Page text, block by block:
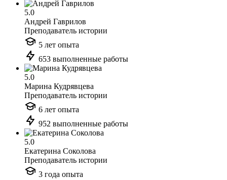
5.0
Андрей Гаврилов
Преподаватель истории
5 лет опыта
653 выполненные работы
5.0
Марина Кудрявцева
Преподаватель истории
6 лет опыта
952 выполненные работы
5.0
Екатерина Соколова
Преподаватель истории
3 года опыта